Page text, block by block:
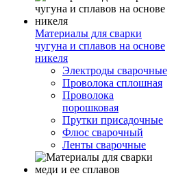
Материалы для сварки
чугуна и сплавов на основе
никеля
Электроды сварочные
Проволока сплошная
Проволока
порошковая
Прутки присадочные
Флюс сварочный
Ленты сварочные